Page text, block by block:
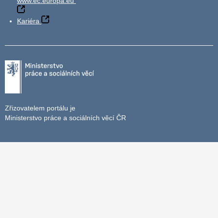
Kariéra
Zřizovatelem portálu je
Ministerstvo práce a sociálních věcí ČR